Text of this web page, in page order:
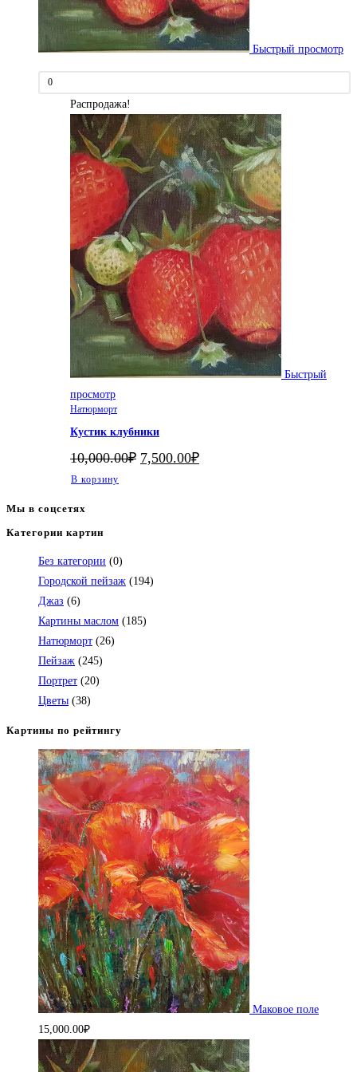
Быстрый просмотр
0
Распродажа!
Быстрый
просмотр
Натюрморт
Кустик клубники
10,000.00₽ Первоначальная
цена
7,500.00₽Текущая
В корзину
Мы в соцсетях
Откроется
в
вашем
приложении
Категории картин
Без категории (0)
Городской пейзаж (194)
Джаз (6)
Картины маслом (185)
Натюрморт (26)
Пейзаж (245)
Портрет (20)
Цветы (38)
Картины по рейтингу
Маковое поле
15,000.00₽